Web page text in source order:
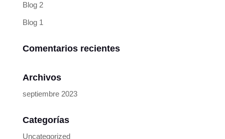
Blog 2
Blog 1
Comentarios recientes
Archivos
septiembre 2023
Categorías
Uncategorized